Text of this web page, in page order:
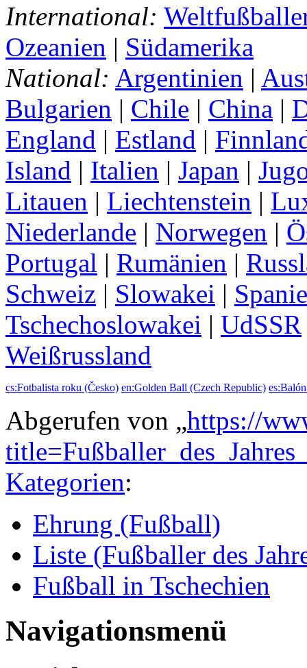
International:
Ozeanien | Südamerika
National: Argentinien |
Bulgarien | Chile | China |
England | Estland |
Island | Italien | Japan |
Litauen | Liechtenstein |
Niederlande | Norwegen |
Portugal | Rumänien |
Schweiz | Slowakei |
Tschechoslowakei | UdSSR
Weißrussland
cs:Fotbalista roku (Česko) en:Golden Ball (Czech Republic)
Abgerufen von „https://
Kategorien:
Ehrung (Fußball)
Liste (Fußballer des
Fußball in Tschechien
Navigationsmenü